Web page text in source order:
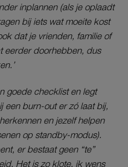
inplannen (als je oplaadt
bij iets wat moeite kost
dat je vrienden, familie of
eerder doorhebben, dus
goede checklist en legt
een burn-out er zó laat bij,
en jezelf helpen
op standby-modus).
er bestaat geen “te”
Het is zo klote, ik wens